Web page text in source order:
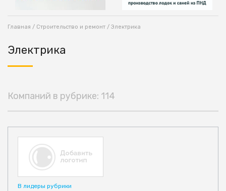
Главная / Строительство и ремонт / Электрика
Электрика
Компаний в рубрике: 114
В лидеры рубрики